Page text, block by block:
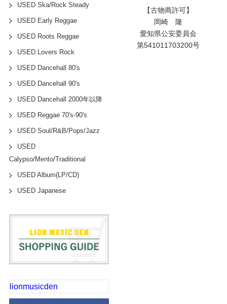
USED Ska/Rock Steady
USED Early Reggae
USED Roots Reggae
USED Lovers Rock
USED Dancehall 80's
USED Dancehall 90's
USED Dancehall 2000年以降
USED Reggae 70's-90's
USED Soul/R&B/Pops/Jazz
USED
Calypso/Mento/Traditional
USED Album(LP/CD)
USED Japanese
lionmusicden
【古物商許可】
岡崎 隆
愛知県公安委員会
第541011703200号